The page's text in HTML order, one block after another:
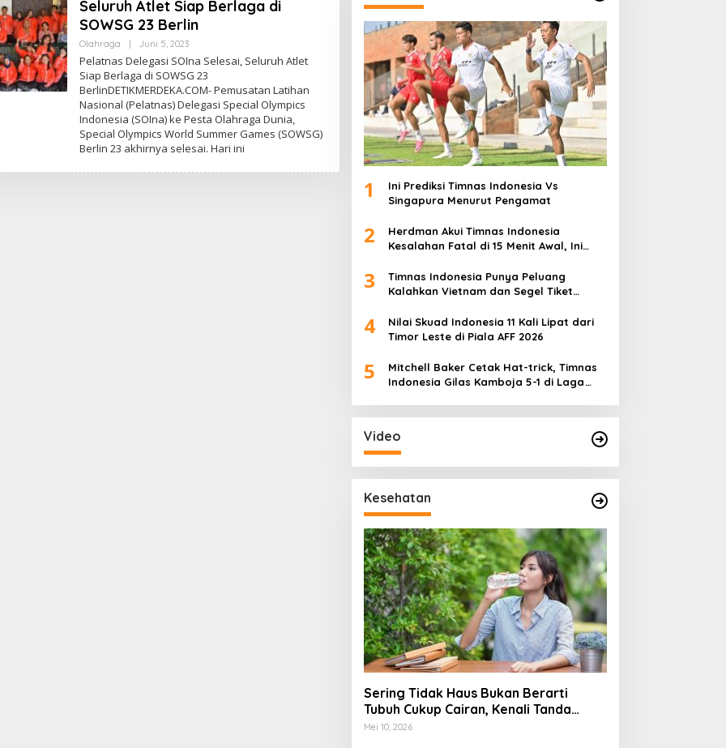
Seluruh Atlet Siap Berlaga di
SOWSG 23 Berlin
Olahraga Juni 5, 2023O
E
H
E
D
I
T
O
R
Pelatnas Delegasi SOIna Selesai, Seluruh Atlet
Siap Berlaga di SOWSG 23
BerlinDETIKMERDEKA.COM- Pemusatan Latihan
Nasional (Pelatnas) Delegasi Special Olympics
Indonesia (SOIna) ke Pesta Olahraga Dunia,
Special Olympics World Summer Games (SOWSG)
Berlin 23 akhirnya selesai. Hari ini
1
Ini Prediksi Timnas Indonesia Vs
Singapura Menurut Pengamat
2
Herdman Akui Timnas Indonesia
Kesalahan Fatal di 15 Menit Awal, Ini
3
Timnas Indonesia Punya Peluang
Kalahkan Vietnam dan Segel Tiket
4
Nilai Skuad Indonesia 11 Kali Lipat dari
Timor Leste di Piala AFF 2026
5
Mitchell Baker Cetak Hat-trick, Timnas
Indonesia Gilas Kamboja 5-1 di Laga
Video
Kesehatan
Sering Tidak Haus Bukan Berarti
Tubuh Cukup Cairan, Kenali Tanda
Dehidrasi Ringan
Mei 10, 2026